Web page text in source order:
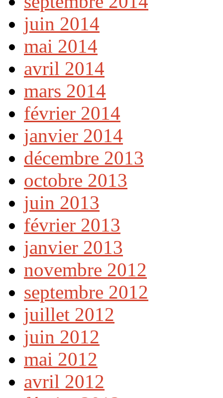
juin 2014
mai 2014
avril 2014
mars 2014
février 2014
janvier 2014
décembre 2013
octobre 2013
juin 2013
février 2013
janvier 2013
novembre 2012
septembre 2012
juillet 2012
juin 2012
mai 2012
avril 2012